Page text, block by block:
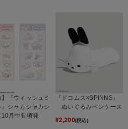
】『ウィッシュミ
』シャカシャカシ
10月中旬頃発
『ドコムス×SPINNS』
ぬいぐるみペンケース
¥2,200(税込)